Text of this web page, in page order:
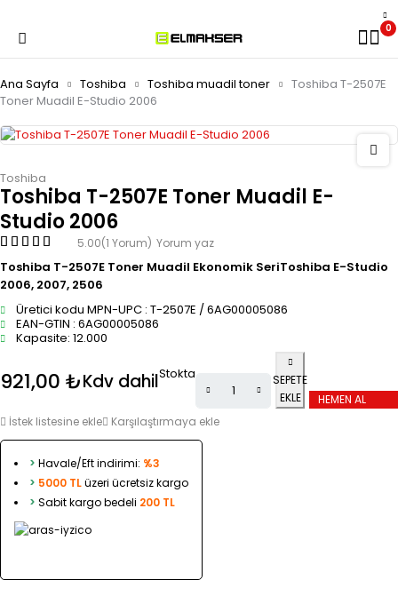
0
Ana Sayfa Toshiba Toshiba muadil toner
Toshiba T-2507E
Toner Muadil E-Studio 2006
Toshiba
Toshiba T-2507E Toner Muadil E-
Studio 2006
5.00(1 Yorum) Yorum yaz
Toshiba T-2507E Toner Muadil Ekonomik SeriToshiba E-Studio
2006, 2007, 2506
Üretici kodu MPN-UPC : T-2507E / 6AG00005086
EAN-GTIN : 6AG00005086
Kapasite: 12.000
921,00 ₺Kdv dahilStokta
SEPETE
EKLE
HEMEN AL
İstek listesine ekle
Karşılaştırmaya ekle
> Havale/Eft indirimi: %3
> 5000 TLüzeri ücretsiz kargo
> Sabit kargo bedeli 200 TL